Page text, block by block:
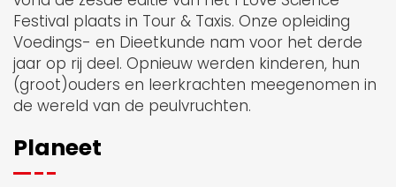
Festival plaats in Tour & Taxis. Onze opleiding
Voedings- en Dieetkunde nam voor het derde
jaar op rij deel. Opnieuw werden kinderen, hun
(groot)ouders en leerkrachten meegenomen in
de wereld van de peulvruchten.
Planeet